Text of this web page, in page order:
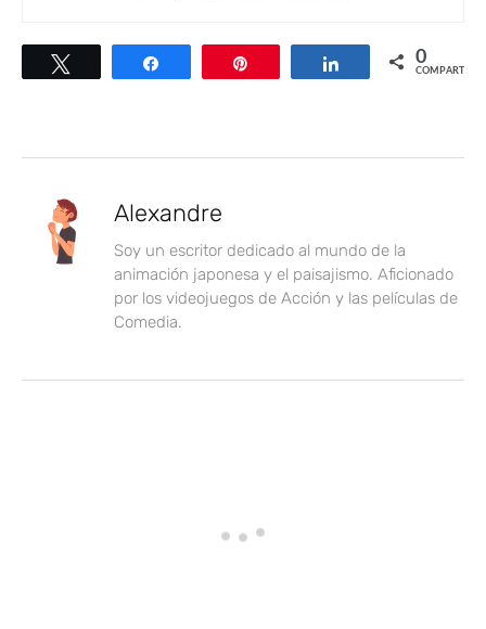
Compartir Compartir0
COMPARTIR
Alexandre
Soy un escritor dedicado al mundo de la
animación japonesa y el paisajismo. Aficionado
por los videojuegos de Acción y las películas de
Comedia.